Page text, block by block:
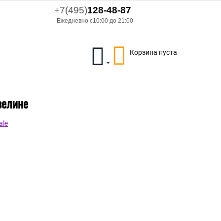
+7(495)128-48-87
Ежедневно с10:00 до 21:00
Корзина пуста